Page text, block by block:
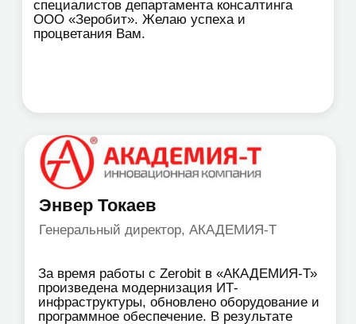
работаем для вас
70+